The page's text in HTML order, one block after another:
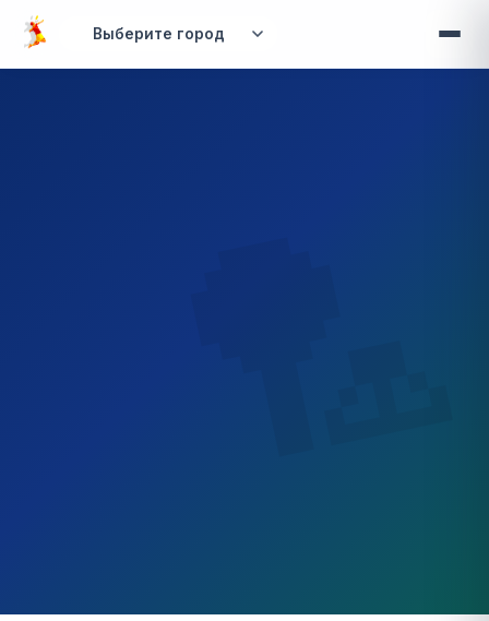
Перейти к основному содержанию